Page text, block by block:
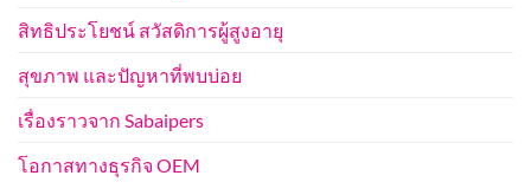
สิทธิประโยชน์ สวัสดิการผู้สูงอายุ
สุขภาพ และปัญหาที่พบบ่อย
เรื่องราวจาก Sabaipers
โอกาสทางธุรกิจ OEM